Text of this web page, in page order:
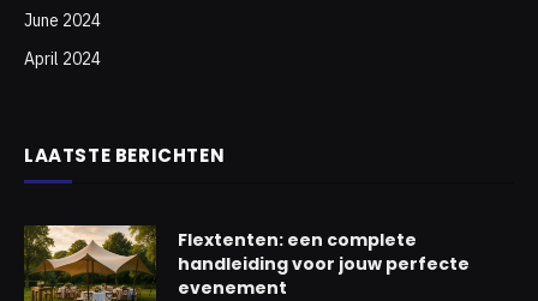
June 2024
April 2024
LAATSTE BERICHTEN
Flextenten: een complete
handleiding voor jouw perfecte
evenement